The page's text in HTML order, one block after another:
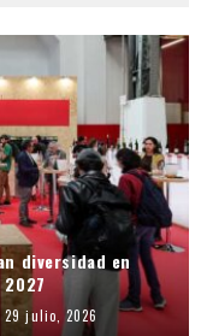
diversidad en
2027
29 julio, 2026